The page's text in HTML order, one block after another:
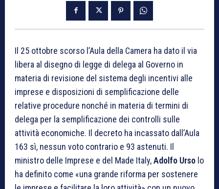
Il 25 ottobre scorso l’Aula della Camera ha dato il via
libera al disegno di legge di delega al Governo in
materia di revisione del sistema degli incentivi alle
imprese e disposizioni di semplificazione delle
relative procedure nonché in materia di termini di
delega per la semplificazione dei controlli sulle
attività economiche. Il decreto ha incassato dall’Aula
163 sì, nessun voto contrario e 93 astenuti. Il
ministro delle Imprese e del Made Italy,Adolfo Urso lo
ha definito come «una grande riforma per sostenere